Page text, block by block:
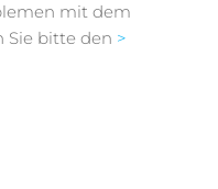
mit dem
Sie bitte den >